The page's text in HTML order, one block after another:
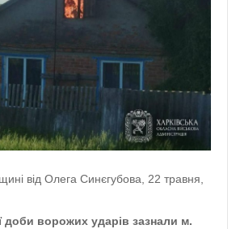
від Олега Синєгубова, 22 травня,
доби ворожих ударів зазнали м.